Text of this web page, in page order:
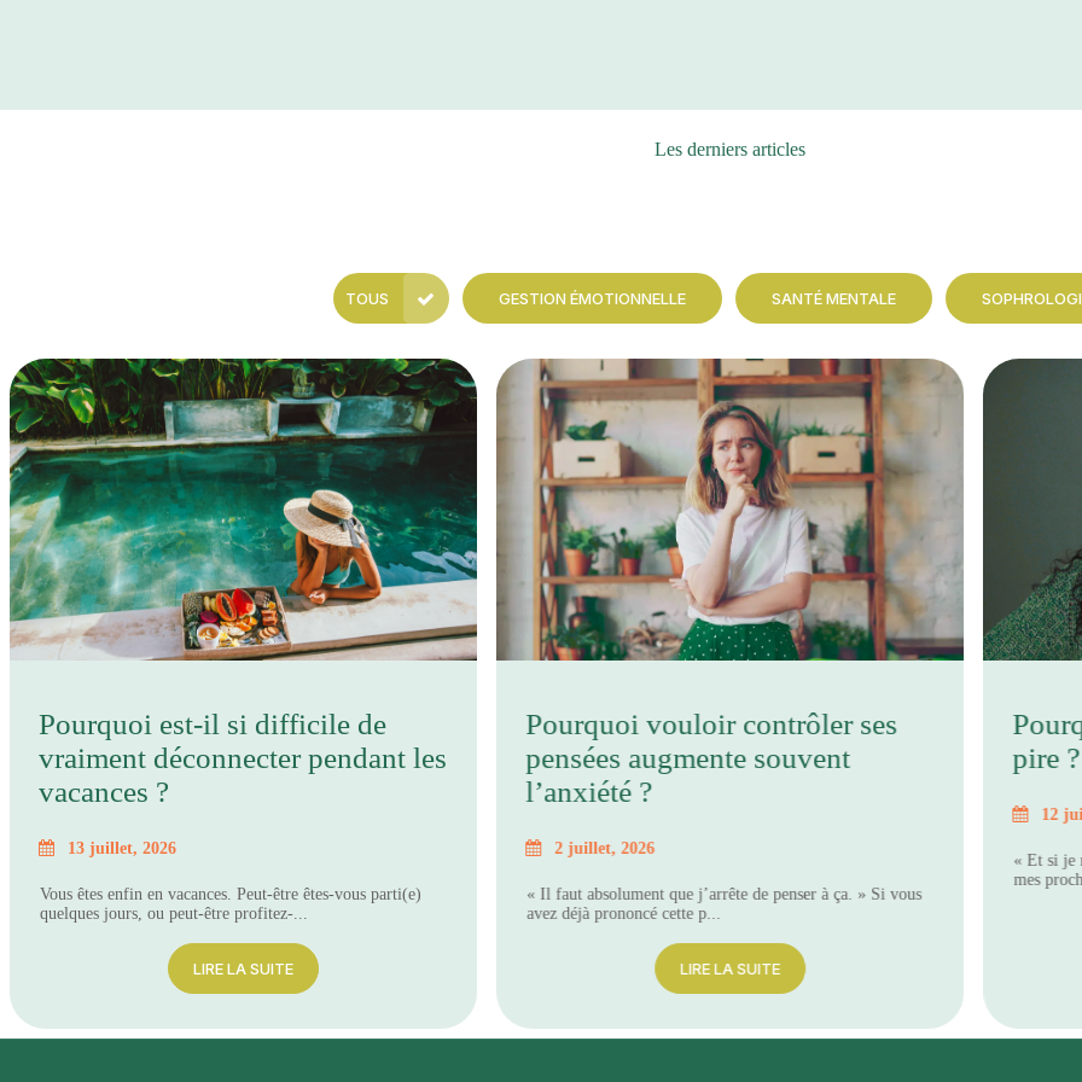
Les derniers articles
TOUS GESTION ÉMOTIONNELLE SANTÉ MENTALE
Pourquoi est-il si difficile de
vraiment déconnecter pendant les
vacances ?
13 juillet, 2026
Vous êtes enfin en vacances. Peut-être êtes-vous parti(e)
quelques jours, ou peut-être profitez-...
LIRE LA SUITE
Pourquoi vouloir contrôler ses
pensées augmente souvent
l’anxiété ?
2 juillet, 2026
« Il faut absolument que j’arrête de penser à ça. » Si vous
avez déjà prononcé cette p...
LIRE LA SUITE
pire ?
12
« Et si je
mes